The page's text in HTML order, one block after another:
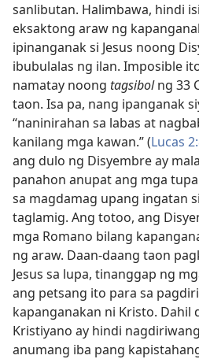
sanlibutan. Halimbawa, hindi
eksaktong araw ng
ipinanganak si Jesus noong
ibubulalas ng ilan. Imposible
namatay noong tagsibolng 33
taon. Isa pa, nang ipanganak
“naninirahan sa labas at
kanilang mga kawan.” (Lucas
ang dulo ng Disyembre ay
panahon anupat ang mga
sa magdamag upang ingatan
taglamig. Ang totoo, ang
mga Romano bilang
ng araw. Daan-daang taon
Jesus sa lupa, tinanggap ng
ang petsang ito para sa
kapanganakan ni Kristo. Dahil
Kristiyano ay hindi
anumang iba pang